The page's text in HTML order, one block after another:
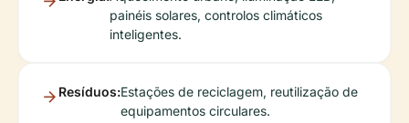
painéis solares, controlos climáticos
inteligentes.
Resíduos:Estações de reciclagem, reutilização de
equipamentos circulares.